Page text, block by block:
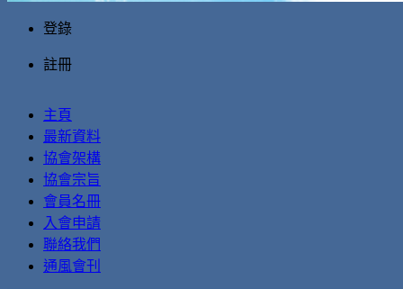
登錄
註冊
主頁
最新資料
協會架構
協會宗旨
會員名冊
入會申請
聯絡我們
通風會刊